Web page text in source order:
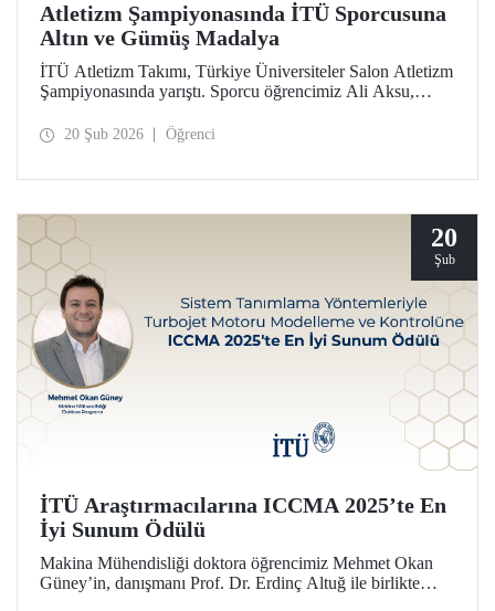
Atletizm Şampiyonasında İTÜ Sporcusuna
Altın ve Gümüş Madalya
İTÜ Atletizm Takımı, Türkiye Üniversiteler Salon Atletizm
Şampiyonasında yarıştı. Sporcu öğrencimiz Ali Aksu,
200 metrede gümüş madalyanın sahibi oldu.
20 Şub 2026 Öğrenci
20
Şub
İTÜ Araştırmacılarına ICCMA 2025’te En
İyi Sunum Ödülü
Makina Mühendisliği doktora öğrencimiz Mehmet Okan
Güney’in, danışmanı Prof. Dr. Erdinç Altuğ ile birlikte